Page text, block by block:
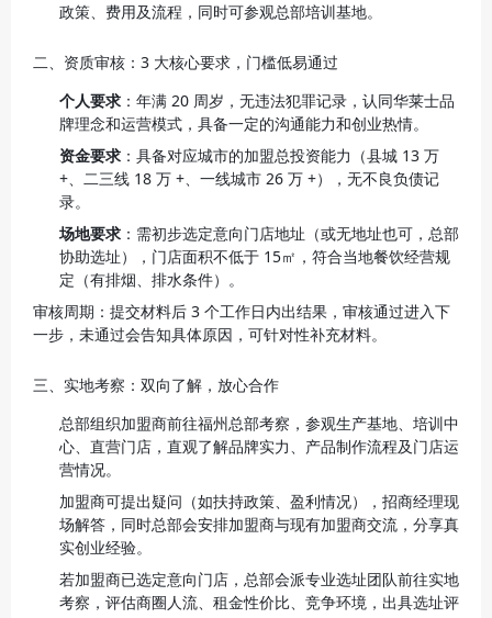
政策、费用及流程，同时可参观总部培训基地。
二、资质审核：3 大核心要求，门槛低易通过
个人要求 ：年满 20 周岁，无违法犯罪记录，认同华莱士品
牌理念和运营模式，具备一定的沟通能力和创业热情。
资金要求 ：具备对应城市的加盟总投资能力（县城 13 万
+、二三线 18 万 +、一线城市 26 万 +），无不良负债记
录。
场地要求 ：需初步选定意向门店地址（或无地址也可，总部
协助选址），门店面积不低于 15㎡，符合当地餐饮经营规
定（有排烟、排水条件）。
审核周期：提交材料后 3 个工作日内出结果，审核通过进入下
一步，未通过会告知具体原因，可针对性补充材料。
三、实地考察：双向了解，放心合作
总部组织加盟商前往福州总部考察，参观生产基地、培训中
心、直营门店，直观了解品牌实力、产品制作流程及门店运
营情况。
加盟商可提出疑问（如扶持政策、盈利情况），招商经理现
场解答，同时总部会安排加盟商与现有加盟商交流，分享真
实创业经验。
若加盟商已选定意向门店，总部会派专业选址团队前往实地
考察，评估商圈人流、租金性价比、竞争环境，出具选址评